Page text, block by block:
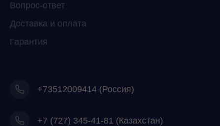
Вопрос-ответ
Доставка и оплата
Гарантия
+73512009414 (Россия)
+7 (727) 345-41-81 (Казахстан)